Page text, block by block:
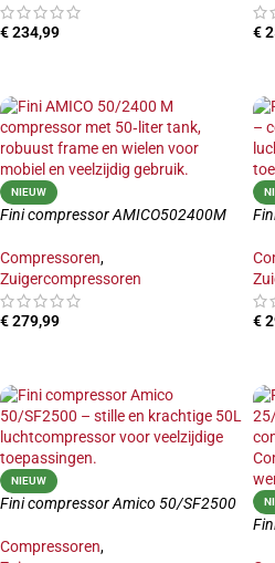
€234,99 €
NIEUW
Fini compressor AMICO502400M
Compressoren,
Zuigercompressoren
€279,99 €
NIEUW
Fini compressor Amico 50/SF2500
Compressoren,